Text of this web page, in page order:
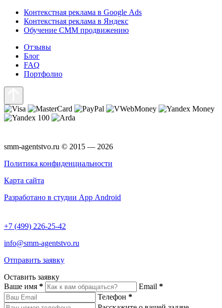
Контекстная реклама в Google Ads
Контекстная реклама в Яндекс
Обучение СММ продвижению
Отзывы
Блог
FAQ
Портфолио
smm-agentstvo.ru © 2015 — 2026
Политика конфиденциальности
Карта сайта
Разработано в студии App Android
+7 (499) 226-25-42
info@smm-agentstvo.ru
Отправить заявку
Оставить заявку
Ваше имя * Email *
Телефон *